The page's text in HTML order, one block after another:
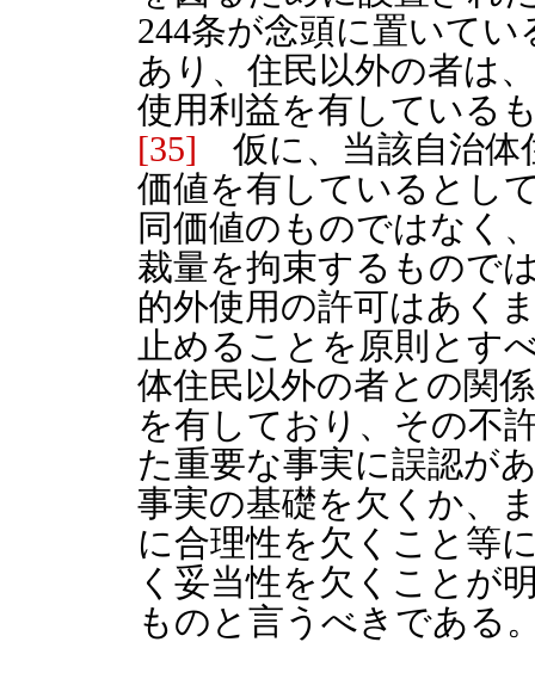
244条が念頭に置いて
あり、住民以外の者は
使用利益を有している
[35] 仮に、当該自治体
価値を有しているとし
同価値のものではなく
裁量を拘束するもので
的外使用の許可はあく
止めることを原則とす
体住民以外の者との関
を有しており、その不
た重要な事実に誤認が
事実の基礎を欠くか、
に合理性を欠くこと等
く妥当性を欠くことが
ものと言うべきである